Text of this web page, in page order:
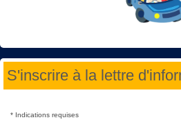
S'inscrire à la lettre
* Indications requises